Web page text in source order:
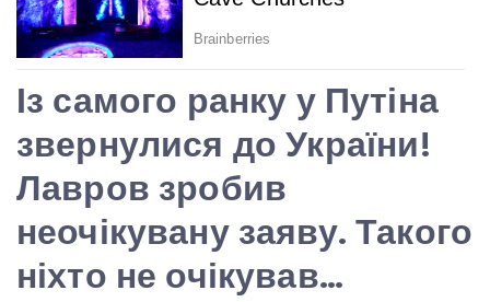
Із самого ранку у Путіна
звернулися до України!
Лавров зробив
неочікувану заяву. Такого
ніхто не очікував…